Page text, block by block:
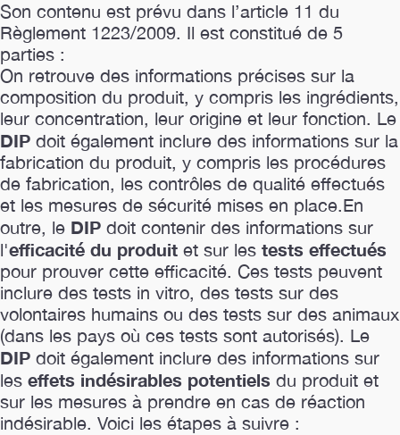
Son contenu est prévu dans l’article 11 du
Règlement 1223/2009. Il est constitué de 5
parties :
On retrouve des informations précises sur la
composition du produit, y compris les ingrédients,
leur concentration, leur origine et leur fonction. Le
DIP doit également inclure des informations sur la
fabrication du produit, y compris les procédures
de fabrication, les contrôles de qualité effectués
et les mesures de sécurité mises en place.En
outre, le DIP doit contenir des informations sur
l'efficacité du produit et sur les tests effectués
pour prouver cette efficacité. Ces tests peuvent
inclure des tests in vitro, des tests sur des
volontaires humains ou des tests sur des animaux
(dans les pays où ces tests sont autorisés). Le
DIP doit également inclure des informations sur
les effets indésirables potentiels du produit et
sur les mesures à prendre en cas de réaction
indésirable. Voici les étapes à suivre :